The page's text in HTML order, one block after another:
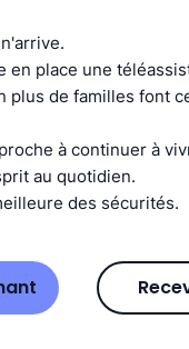
place une
plus de familles font
à continuer à
au quotidien.
des sécurités.